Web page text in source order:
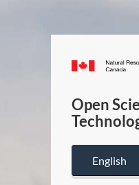
Open
English